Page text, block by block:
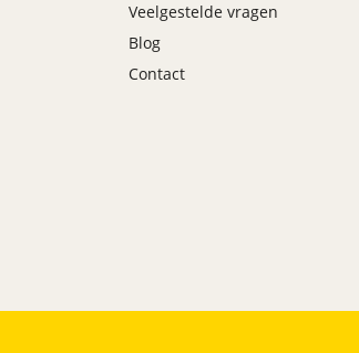
Veelgestelde vragen
Blog
Contact